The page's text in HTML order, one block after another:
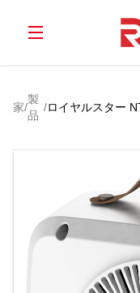
家/
製
品
/ロイヤルスター